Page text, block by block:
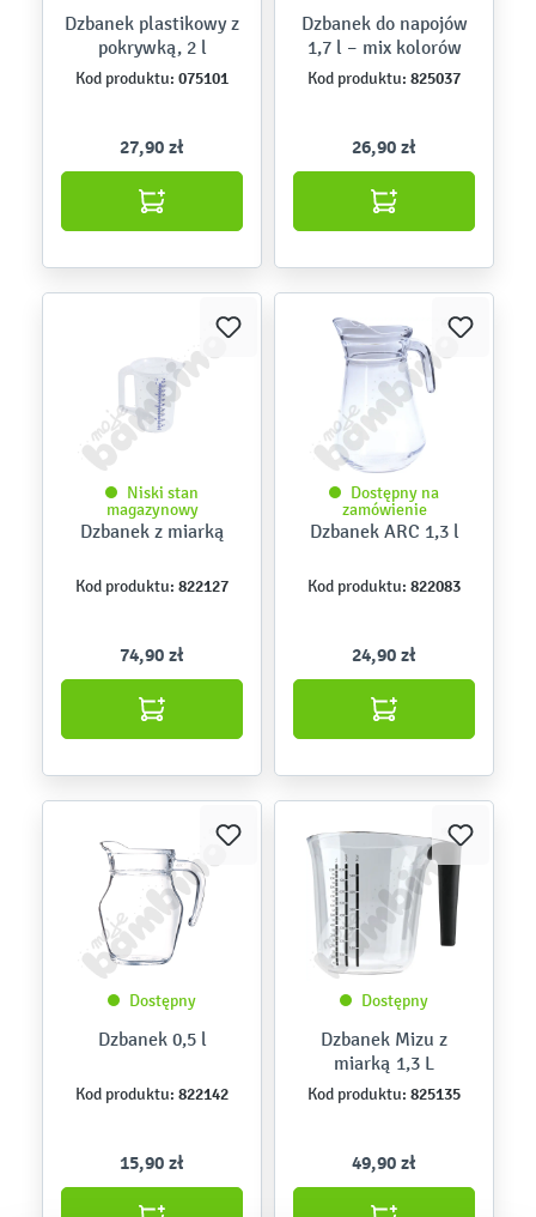
Dzbanek plastikowy z
pokrywką, 2 l
Kod produktu: 075101
27,90 zł
Dzbanek do napojów
1,7 l – mix kolorów
Kod produktu: 825037
26,90 zł
Niski stan
magazynowy
Dzbanek z miarką
Kod produktu: 822127
74,90 zł
Dostępny na
zamówienie
Dzbanek ARC 1,3 l
Kod produktu: 822083
24,90 zł
Dostępny
Dzbanek 0,5 l
Kod produktu: 822142
15,90 zł
Dostępny
Dzbanek Mizu z
miarką 1,3 L
Kod produktu: 825135
49,90 zł